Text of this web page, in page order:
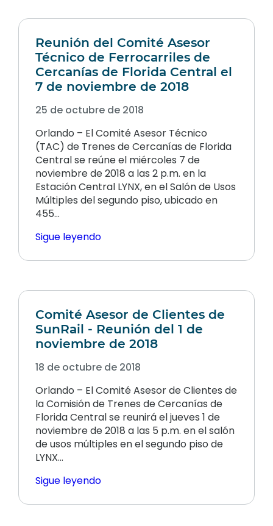
Reunión del Comité Asesor
Técnico de Ferrocarriles de
Cercanías de Florida Central el
7 de noviembre de 2018
25 de octubre de 2018
Orlando – El Comité Asesor Técnico
(TAC) de Trenes de Cercanías de Florida
Central se reúne el miércoles 7 de
noviembre de 2018 a las 2 p.m. en la
Estación Central LYNX, en el Salón de Usos
Múltiples del segundo piso, ubicado en
455…
Sigue leyendo
Comité Asesor de Clientes de
SunRail - Reunión del 1 de
noviembre de 2018
18 de octubre de 2018
Orlando – El Comité Asesor de Clientes de
la Comisión de Trenes de Cercanías de
Florida Central se reunirá el jueves 1 de
noviembre de 2018 a las 5 p.m. en el salón
de usos múltiples en el segundo piso de
LYNX...
Sigue leyendo